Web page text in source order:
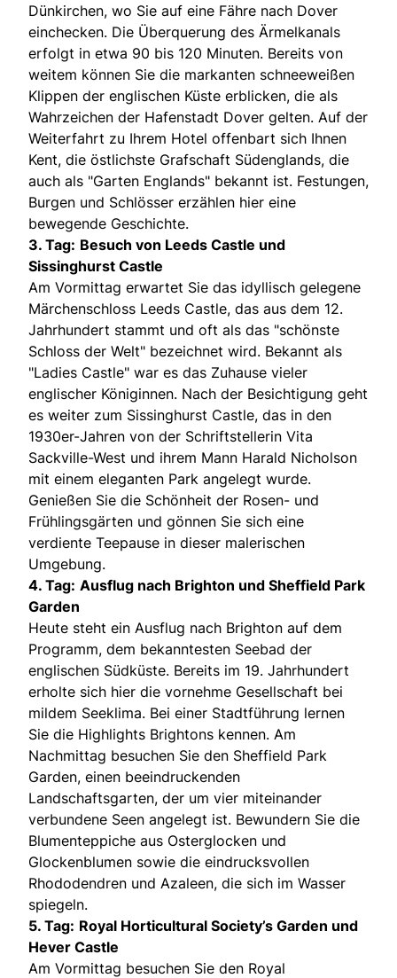
Dünkirchen, wo Sie auf eine Fähre nach Dover
einchecken. Die Überquerung des Ärmelkanals
erfolgt in etwa 90 bis 120 Minuten. Bereits von
weitem können Sie die markanten schneeweißen
Klippen der englischen Küste erblicken, die als
Wahrzeichen der Hafenstadt Dover gelten. Auf der
Weiterfahrt zu Ihrem Hotel offenbart sich Ihnen
Kent, die östlichste Grafschaft Südenglands, die
auch als "Garten Englands" bekannt ist. Festungen,
Burgen und Schlösser erzählen hier eine
bewegende Geschichte.
3. Tag: Besuch von Leeds Castle und
Sissinghurst Castle
Am Vormittag erwartet Sie das idyllisch gelegene
Märchenschloss Leeds Castle, das aus dem 12.
Jahrhundert stammt und oft als das "schönste
Schloss der Welt" bezeichnet wird. Bekannt als
"Ladies Castle" war es das Zuhause vieler
englischer Königinnen. Nach der Besichtigung geht
es weiter zum Sissinghurst Castle, das in den
1930er-Jahren von der Schriftstellerin Vita
Sackville-West und ihrem Mann Harald Nicholson
mit einem eleganten Park angelegt wurde.
Genießen Sie die Schönheit der Rosen- und
Frühlingsgärten und gönnen Sie sich eine
verdiente Teepause in dieser malerischen
Umgebung.
4. Tag: Ausflug nach Brighton und Sheffield Park
Garden
Heute steht ein Ausflug nach Brighton auf dem
Programm, dem bekanntesten Seebad der
englischen Südküste. Bereits im 19. Jahrhundert
erholte sich hier die vornehme Gesellschaft bei
mildem Seeklima. Bei einer Stadtführung lernen
Sie die Highlights Brightons kennen. Am
Nachmittag besuchen Sie den Sheffield Park
Garden, einen beeindruckenden
Landschaftsgarten, der um vier miteinander
verbundene Seen angelegt ist. Bewundern Sie die
Blumenteppiche aus Osterglocken und
Glockenblumen sowie die eindrucksvollen
Rhododendren und Azaleen, die sich im Wasser
spiegeln.
5. Tag: Royal Horticultural Society’s Garden und
Hever Castle
Am Vormittag besuchen Sie den Royal